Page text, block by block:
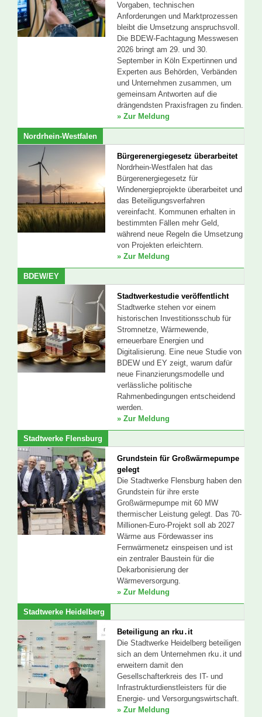
Vorgaben, technischen
Anforderungen und Marktprozessen
bleibt die Umsetzung anspruchsvoll.
Die BDEW-Fachtagung Messwesen
2026 bringt am 29. und 30.
September in Köln Expertinnen und
Experten aus Behörden, Verbänden
und Unternehmen zusammen, um
gemeinsam Antworten auf die
drängendsten Praxisfragen zu finden.
» Zur Meldung
Nordrhein-Westfalen
Bürgerenergiegesetz überarbeitet
Nordrhein-Westfalen hat das
Bürgerenergiegesetz für
Windenergieprojekte überarbeitet und
das Beteiligungsverfahren
vereinfacht. Kommunen erhalten in
bestimmten Fällen mehr Geld,
während neue Regeln die Umsetzung
von Projekten erleichtern.
» Zur Meldung
BDEW/EY
Stadtwerkestudie veröffentlicht
Stadtwerke stehen vor einem
historischen Investitionsschub für
Stromnetze, Wärmewende,
erneuerbare Energien und
Digitalisierung. Eine neue Studie von
BDEW und EY zeigt, warum dafür
neue Finanzierungsmodelle und
verlässliche politische
Rahmenbedingungen entscheidend
werden.
» Zur Meldung
Stadtwerke Flensburg
Grundstein für Großwärmepumpe
gelegt
Die Stadtwerke Flensburg haben den
Grundstein für ihre erste
Großwärmepumpe mit 60 MW
thermischer Leistung gelegt. Das 70-
Millionen-Euro-Projekt soll ab 2027
Wärme aus Fördewasser ins
Fernwärmenetz einspeisen und ist
ein zentraler Baustein für die
Dekarbonisierung der
Wärmeversorgung.
» Zur Meldung
Stadtwerke Heidelberg
Beteiligung an rku․it
Die Stadtwerke Heidelberg beteiligen
sich an dem Unternehmen rku․it und
erweitern damit den
Gesellschafterkreis des IT- und
Infrastrukturdienstleisters für die
Energie- und Versorgungswirtschaft.
» Zur Meldung